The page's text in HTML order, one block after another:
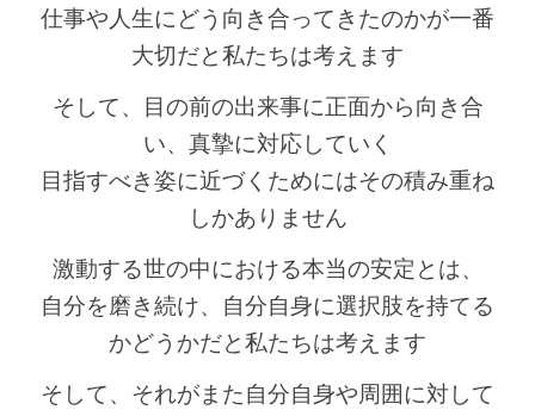
仕事や人生にどう向き合ってきたのかが一番
大切だと私たちは考えます
そして、目の前の出来事に正面から向き合
い、真摯に対応していく
目指すべき姿に近づくためにはその積み重ね
しかありません
激動する世の中における本当の安定とは、
自分を磨き続け、自分自身に選択肢を持てる
かどうかだと私たちは考えます
そして、それがまた自分自身や周囲に対して